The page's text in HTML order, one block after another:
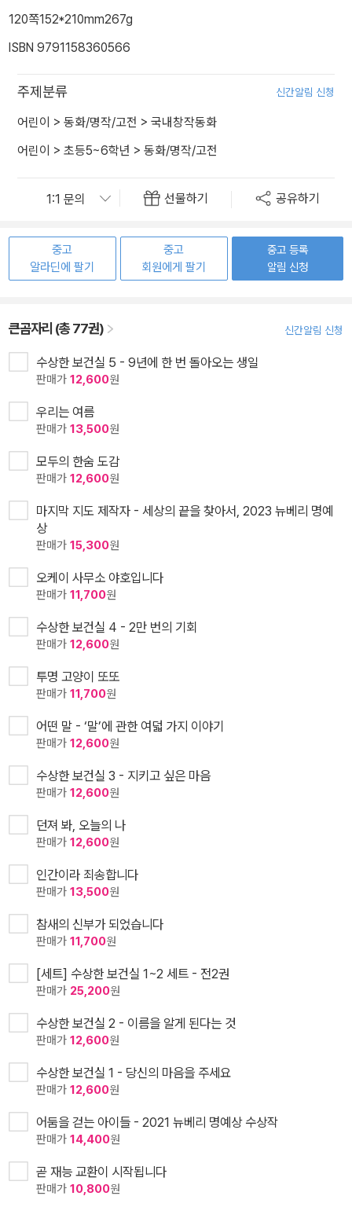
120쪽152*210mm267g
ISBN 9791158360566
주제분류 신간알림 신청
어린이 > 동화/명작/고전 > 국내창작동화
어린이 > 초등5~6학년 > 동화/명작/고전
선물하기 공유하기
중고
알라딘에 팔기
중고
회원에게 팔기
중고 등록
알림 신청
큰곰자리 (총 77권) 신간알림 신청
수상한 보건실 5 - 9년에 한 번 돌아오는 생일
판매가 12,600원
우리는 여름
판매가 13,500원
모두의 한숨 도감
판매가 12,600원
마지막 지도 제작자 - 세상의 끝을 찾아서, 2023 뉴베리 명예
상
판매가 15,300원
오케이 사무소 야호입니다
판매가 11,700원
수상한 보건실 4 - 2만 번의 기회
판매가 12,600원
투명 고양이 또또
판매가 11,700원
어떤 말 - ‘말’에 관한 여덟 가지 이야기
판매가 12,600원
수상한 보건실 3 - 지키고 싶은 마음
판매가 12,600원
던져 봐, 오늘의 나
판매가 12,600원
인간이라 죄송합니다
판매가 13,500원
참새의 신부가 되었습니다
판매가 11,700원
[세트] 수상한 보건실 1~2 세트 - 전2권
판매가 25,200원
수상한 보건실 2 - 이름을 알게 된다는 것
판매가 12,600원
수상한 보건실 1 - 당신의 마음을 주세요
판매가 12,600원
어둠을 걷는 아이들 - 2021 뉴베리 명예상 수상작
판매가 14,400원
곧 재능 교환이 시작됩니다
판매가 10,800원